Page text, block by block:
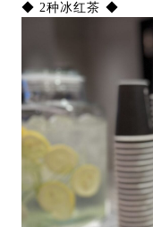
◆ 2种冰红茶 ◆